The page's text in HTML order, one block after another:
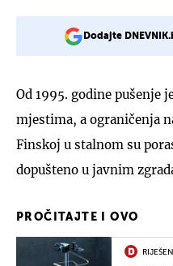
Dodajte
Od 1995. godine pušenje
mjestima, a ograničenja
Finskoj u stalnom su
dopušteno u javnim
PROČITAJTE I OVO